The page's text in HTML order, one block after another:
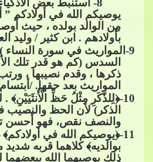
8- استنبط بعض
يوصيكم الله في​​ أولادكم
مِن الوالد بولده ، حيث
بأولادهم . ابن كثير / وليد
9-المواريث في سورة النساء )
السدس (كم هو قدر تلك
ذكرها ، وقدم نصيبها ،
المواريث بعد حقها. /أبتسا
10-﴿لِلذَّكَرِ مِثْلُ حَظِّ الْأُنثَيَيْنِ﴾
الذكر) لأن الحظ والنصيب
والنصف نقص، فهو أحسن
11-﴿يوصيكم الله في أوﻻدكم﴾
بوالديه﴾ كلاهما قربه
ذلك يوصيهما الله ببعضهما